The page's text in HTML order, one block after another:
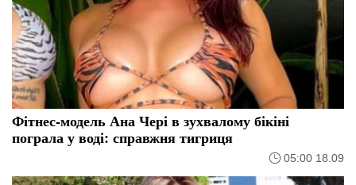
Фітнес-модель Ана Чері в зухвалому бікіні
пограла у воді: справжня тигриця
05:00 18.09